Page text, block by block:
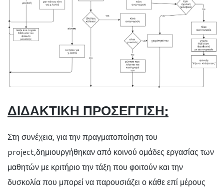
ΔΙΔΑΚΤΙΚΉ ΠΡΟΣΈΓΓΙΣΗ:
Στη συνέχεια, για την πραγματοποίηση του
project,δημιουργήθηκαν από κοινού ομάδες εργασίας των
μαθητών με κριτήριο την τάξη που φοιτούν και την
δυσκολία που μπορεί να παρουσιάζει ο κάθε επί μέρους